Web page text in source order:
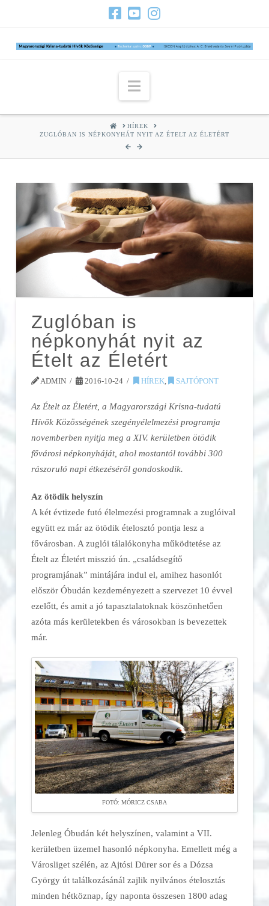
Navigation
HOMEHÍREK
ZUGLÓBAN IS NÉPKONYHÁT NYIT AZ ÉTELT AZ ÉLETÉRT
Zuglóban is
népkonyhát nyit az
Ételt az Életért
ADMIN 2016-10-24 HÍREK, SAJTÓPONT
Az Ételt az Életért, a Magyarországi Krisna-tudatú
Hívők Közösségének szegényélelmezési programja
novemberben nyitja meg a XIV. kerületben ötödik
fővárosi népkonyháját, ahol mostantól további 300
rászoruló napi étkezéséről gondoskodik.
Az ötödik helyszín
A két évtizede futó élelmezési programnak a zuglóival
együtt ez már az ötödik ételosztó pontja lesz a
fővárosban. A zuglói tálalókonyha működtetése az
Ételt az Életért misszió ún. „családsegítő
programjának” mintájára indul el, amihez hasonlót
először Óbudán kezdeményezett a szervezet 10 évvel
ezelőtt, és amit a jó tapasztalatoknak köszönhetően
azóta más kerületekben és városokban is bevezettek
már.
FOTÓ: MÓRICZ CSABA
Jelenleg Óbudán két helyszínen, valamint a VII.
kerületben üzemel hasonló népkonyha. Emellett még a
Városliget szélén, az Ajtósi Dürer sor és a Dózsa
György út találkozásánál zajlik nyilvános ételosztás
minden hétköznap, így naponta összesen 1800 adag